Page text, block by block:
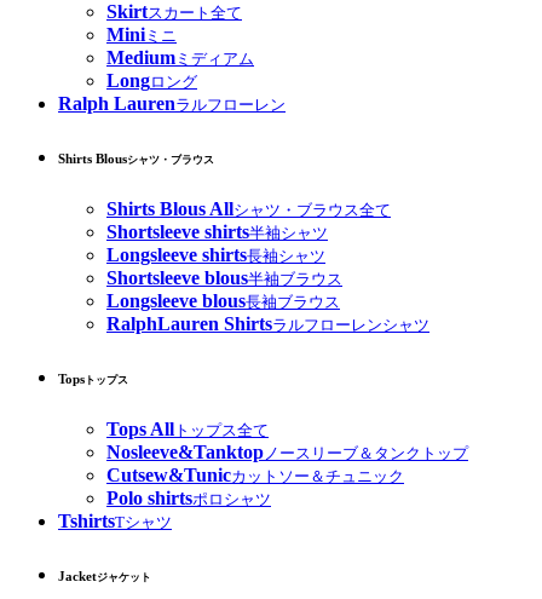
Skirtスカート全て
Miniミニ
Medium ミディアム
Longロング
Ralph Laurenラルフローレン
Shirts Blousシャツ・ブラウス
Shirts Blous Allシャツ・ブラウス全て
Shortsleeve shirts半袖シャツ
Longsleeve shirts長袖シャツ
Shortsleeve blous半袖ブラウス
Longsleeve blous長袖ブラウス
RalphLauren Shirtsラルフローレンシャツ
Tops トップス
Tops All トップス全て
Nosleeve&Tanktopノースリーブ＆タンクトップ
Cutsew&Tunicカットソー＆チュニック
Polo shirtsポロシャツ
TshirtsTシャツ
Jacketジャケット